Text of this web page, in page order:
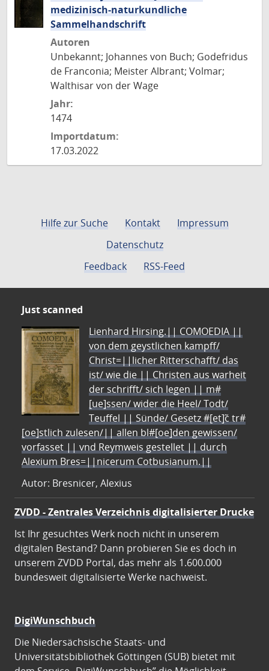
medizinisch-naturkundliche
Sammelhandschrift
Autoren
Unbekannt; Johannes von Buch; Godefridus
de Franconia; Meister Albrant; Volmar;
Walthisar von der Wage
Jahr:
1474
Importdatum:
17.03.2022
Hilfe zur Suche Kontakt
Impressum
Datenschutz
Feedback
RSS-Feed
Just scanned
Lienhard Hirsing.|| COMOEDIA ||
von dem geystlichen kampff/
Christ=||licher Ritterschafft/ das
ist/ wie die || Christen aus warheit
der schrifft/ sich legen || m#
[ue]ssen/ wider die Heel/ Todt/
Teuffel || Sünde/ Gesetz #[et]c̃ tr#
[oe]stlich zulesen/|| allen bl#[oe]den gewissen/
vorfasset || vnd Reymweis gestellet || durch
Alexium Bres=||nicerum Cotbusianum.||
Autor: Bresnicer, Alexius
ZVDD - Zentrales Verzeichnis digitalisierter Drucke
Ist Ihr gesuchtes Werk noch nicht in unserem
digitalen Bestand? Dann probieren Sie es doch in
unserem ZVDD Portal, das mehr als 1.600.000
bundesweit digitalisierte Werke nachweist.
DigiWunschbuch
Die Niedersächsische Staats- und
Universitätsbibliothek Göttingen (SUB) bietet mit